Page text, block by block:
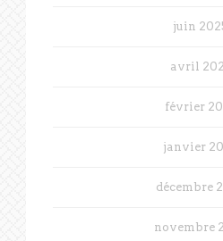
juin
avril
février
janvier
décembre
novembre